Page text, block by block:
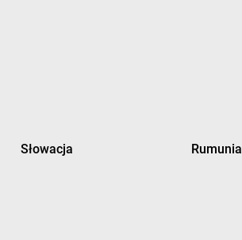
Słowacja Rumunia